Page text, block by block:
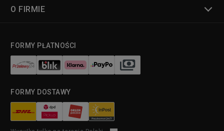
O FIRMIE
FORMY PŁATNOŚCI
FORMY DOSTAWY